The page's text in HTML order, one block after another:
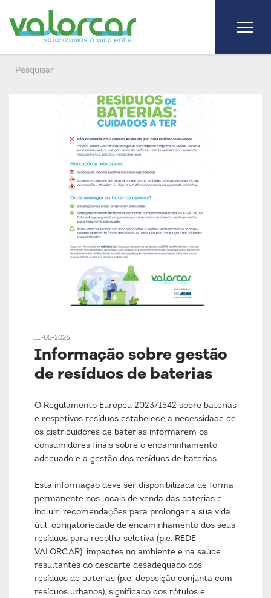
11-05-2026
Informação sobre gestão
de resíduos de baterias
O Regulamento Europeu 2023/1542 sobre baterias
e respetivos resíduos estabelece a necessidade de
os distribuidores de baterias informarem os
consumidores finais sobre o encaminhamento
adequado e a gestão dos resíduos de baterias.
Esta informação deve ser disponibilizada de forma
permanente nos locais de venda das baterias e
incluir: recomendações para prolongar a sua vida
útil, obrigatoriedade de encaminhamento dos seus
resíduos para recolha seletiva (p.e. REDE
VALORCAR), impactes no ambiente e na saúde
resultantes do descarte desadequado dos
resíduos de baterias (p.e. deposição conjunta com
resíduos urbanos), significado dos rótulos e